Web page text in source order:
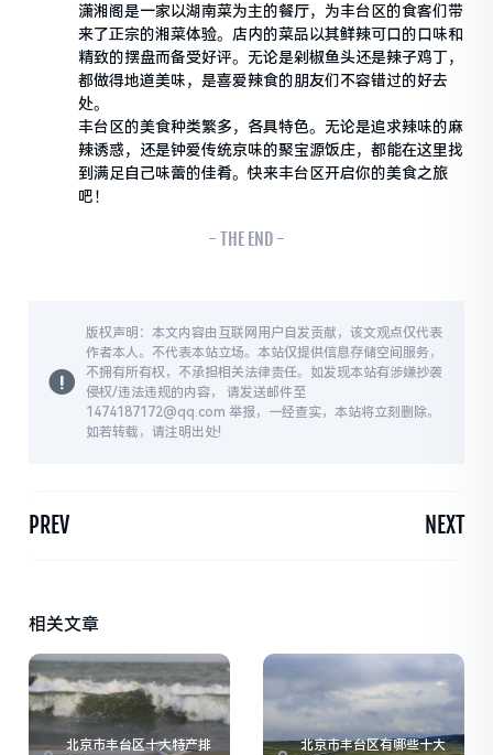
潇湘阁是一家以湖南菜为主的餐厅，为丰台区的食客们带
来了正宗的湘菜体验。店内的菜品以其鲜辣可口的口味和
精致的摆盘而备受好评。无论是剁椒鱼头还是辣子鸡丁，
都做得地道美味，是喜爱辣食的朋友们不容错过的好去
处。
丰台区的美食种类繁多，各具特色。无论是追求辣味的麻
辣诱惑，还是钟爱传统京味的聚宝源饭庄，都能在这里找
到满足自己味蕾的佳肴。快来丰台区开启你的美食之旅
吧！
- THE END -
版权声明：本文内容由互联网用户自发贡献，该文观点仅代表
作者本人。不代表本站立场。本站仅提供信息存储空间服务，
不拥有所有权，不承担相关法律责任。如发现本站有涉嫌抄袭
侵权/违法违规的内容， 请发送邮件至
1474187172@qq.com 举报，一经查实，本站将立刻删除。
如若转载，请注明出处!
PREV NEXT
相关文章
北京市丰台区十大特产排
北京市丰台区有哪些十大